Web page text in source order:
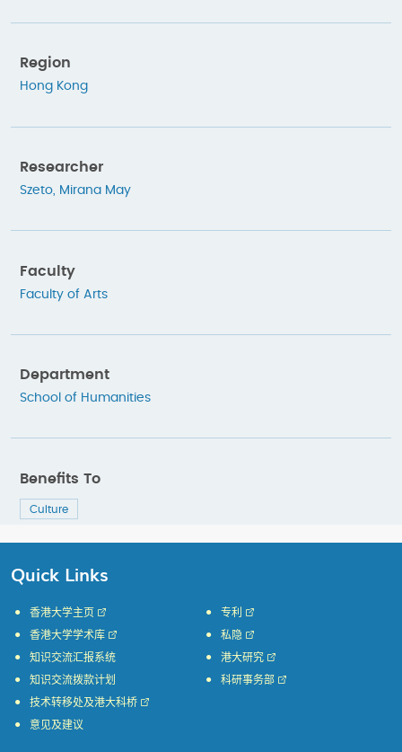
Region
Hong Kong
Researcher
Szeto, Mirana May
Faculty
Faculty of Arts
Department
School of Humanities
Benefits To
Culture
Quick Links
香港大学主页
香港大学学术库
知识交流汇报系统
知识交流拨款计划
专利
私隐
港大研究
科研事务部
技术转移处及港大科桥
意见及建议